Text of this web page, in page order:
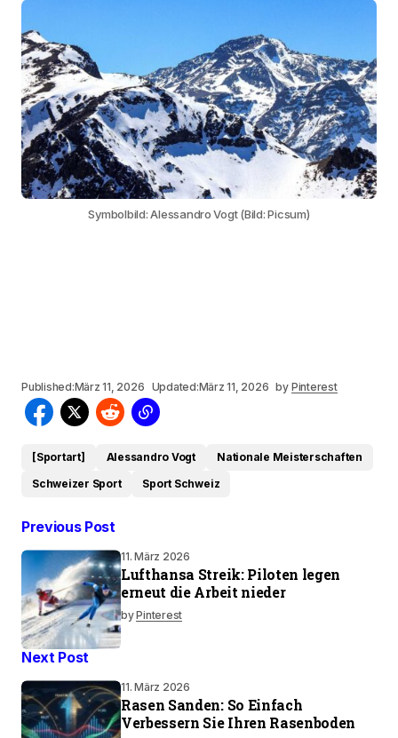
Symbolbild: Alessandro Vogt (Bild: Picsum)
Published:März 11, 2026 Updated:März 11, 2026 by Pinterest
[Sportart] Alessandro Vogt
Nationale Meisterschaften
Schweizer Sport
Sport Schweiz
Previous Post
11. März 2026
Lufthansa Streik: Piloten legen
erneut die Arbeit nieder
byPinterest
Next Post
11. März 2026
Rasen Sanden: So Einfach
Verbessern Sie Ihren Rasenboden